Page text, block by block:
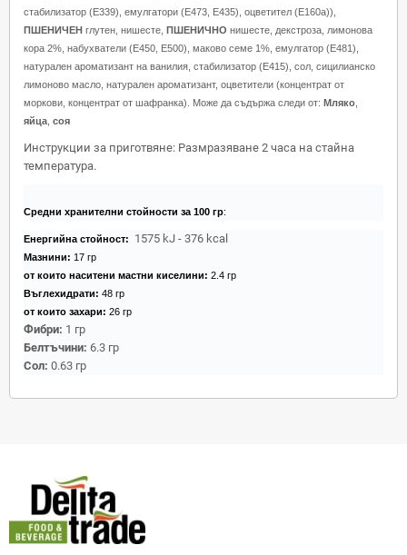
стабилизатор (E339), емулгатори (E473, E435), оцветител (E160a)),
ПШЕНИЧЕН глутен, нишесте, ПШЕНИЧНО нишесте, декстроза, лимонова
кора 2%, набухватели (E450, E500), маково семе 1%, емулгатор (E481),
натурален ароматизант на ванилия, стабилизатор (E415), сол, сицилианско
лимоново масло, натурален ароматизант, оцветители (концентрат от
моркови, концентрат от шафранка). Може да съдържа следи от: Мляко
яйца соя
Инструкции за приготвяне: Размразяване 2 часа на стайна
температура.
Средни хранителни стойности за 100 гр:
Енергийна стойност: 1575 kJ ‐ 376 kcal
Мазнини: 17 гр
от които наситени мастни киселини: 2.4 гр
Въглехидрати: 48 гр
от които захари: 26 гр
Фибри: 1 гр
Белтъчини: 6.3 гр
Сол: 0.63 гр